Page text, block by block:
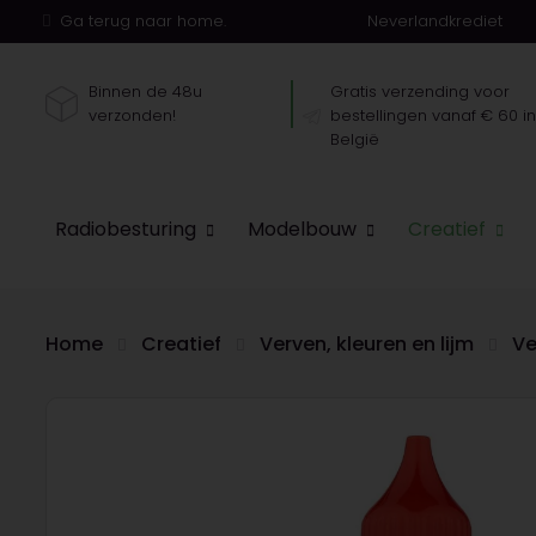
Ga terug naar home. Neverlandkrediet
Binnen de 48u
verzonden!
Gratis verzending voor
bestellingen vanaf € 60 in
België
Radiobesturing Modelbouw Creatief
Home Creatief Verven, kleuren en lijm